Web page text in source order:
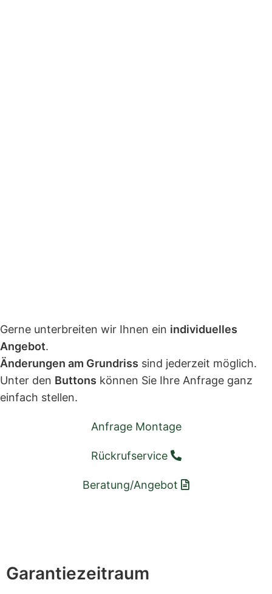
Gerne unterbreiten wir Ihnen ein individuelles
Angebot.
Änderungen am Grundriss sind jederzeit möglich.
Unter den Buttons können Sie Ihre Anfrage ganz
einfach stellen.
Anfrage Montage
Rückrufservice
Beratung/Angebot
Garantiezeitraum